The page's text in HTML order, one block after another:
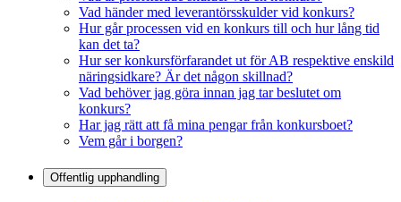
Vad händer med leverantörsskulder vid konkurs?
Hur går processen vid en konkurs till och hur lång tid
kan det ta?
Hur ser konkursförfarandet ut för AB respektive enskild
näringsidkare? Är det någon skillnad?
Vad behöver jag göra innan jag tar beslutet om
konkurs?
Har jag rätt att få mina pengar från konkursboet?
Vem går i borgen?
Offentlig upphandling